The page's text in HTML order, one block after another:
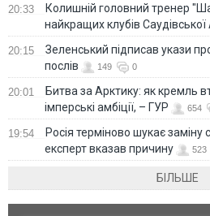
20:33
Колишній головний тренер
найкращих клубів Саудівської
20:15
Зеленський підписав укази
послів
149 0
20:01
Битва за Арктику: як кремль
імперські амбіції, – ГУР
654
19:54
Росія терміново шукає заміну
експерт вказав причину
523
БІЛЬШЕ